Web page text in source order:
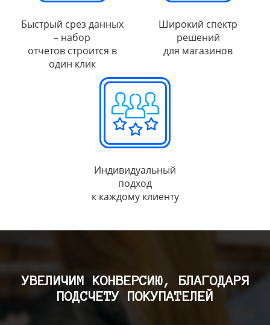
Быстрый срез данных
– набор
отчетов строится в
один клик
Широкий спектр
решений
для магазинов
Индивидуальный
подход
к каждому клиенту
УВЕЛИЧИМ КОНВЕРСИЮ, БЛАГОДАРЯ
ПОДСЧЕТУ ПОКУПАТЕЛЕЙ